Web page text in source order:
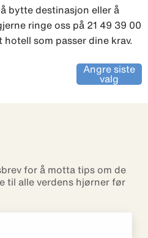
bytte destinasjon eller å
ringe oss på 21 49 39 00
som passer dine krav.
Angre siste
valg
for å motta tips om de
til alle verdens hjørner før